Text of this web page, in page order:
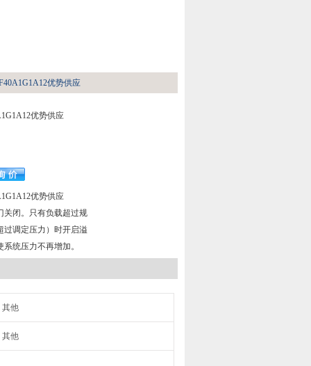
优势供应
优势供应
优势供应​
关闭。只有负载超过规
过调定压力）时开启溢
统压力不再增加。
其他
其他